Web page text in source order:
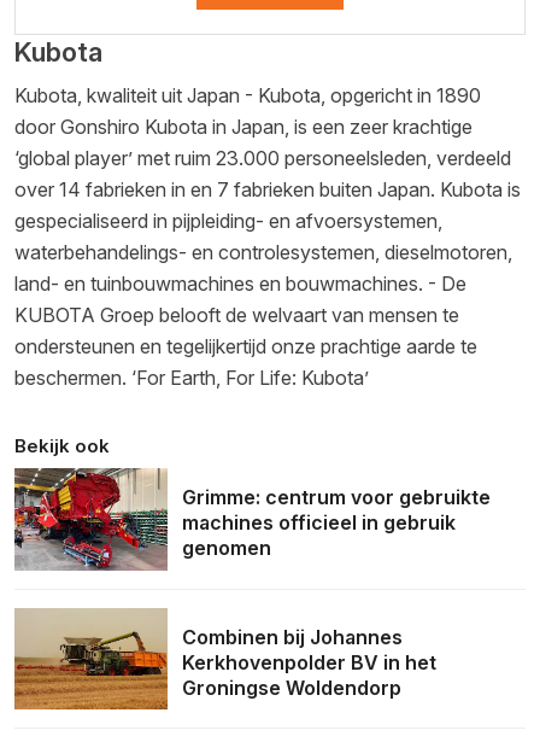
Kubota
Kubota, kwaliteit uit Japan - Kubota, opgericht in 1890
door Gonshiro Kubota in Japan, is een zeer krachtige
‘global player’ met ruim 23.000 personeelsleden, verdeeld
over 14 fabrieken in en 7 fabrieken buiten Japan. Kubota is
gespecialiseerd in pijpleiding- en afvoersystemen,
waterbehandelings- en controlesystemen, dieselmotoren,
land- en tuinbouwmachines en bouwmachines. - De
KUBOTA Groep belooft de welvaart van mensen te
ondersteunen en tegelijkertijd onze prachtige aarde te
beschermen. ‘For Earth, For Life: Kubota’
Bekijk ook
Grimme: centrum voor gebruikte
machines officieel in gebruik
genomen
Combinen bij Johannes
Kerkhovenpolder BV in het
Groningse Woldendorp